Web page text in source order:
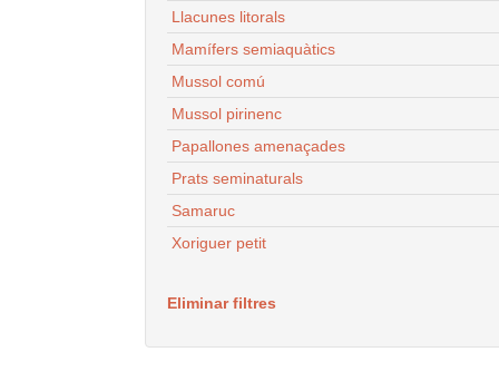
Llacunes litorals
Mamífers semiaquàtics
Mussol comú
Mussol pirinenc
Papallones amenaçades
Prats seminaturals
Samaruc
Xoriguer petit
Eliminar filtres